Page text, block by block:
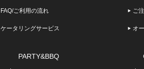
FAQ/ご利用の流れ
ケータリングサービス
ご
オ
PARTY&BBQ